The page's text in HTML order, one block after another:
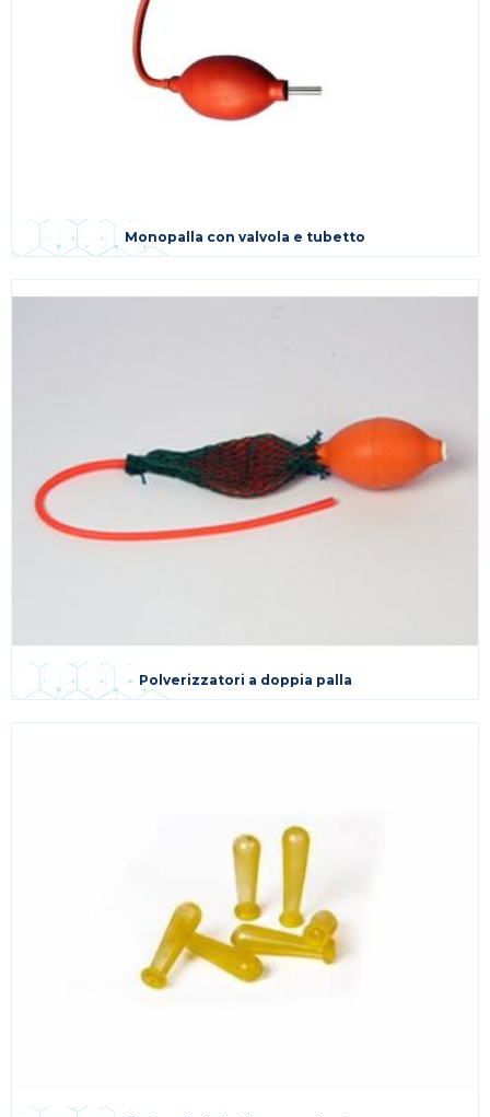
Monopalla con valvola e tubetto
Polverizzatori a doppia palla